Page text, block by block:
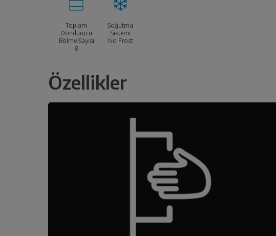
Toplam
Dondurucu
Bölme Sayısı
8
Soğutma
Sistemi
No Frost
Özellikler